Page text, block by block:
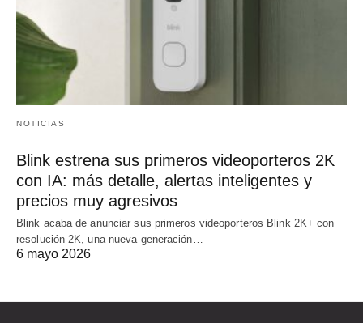
NOTICIAS
Blink estrena sus primeros videoporteros 2K
con IA: más detalle, alertas inteligentes y
precios muy agresivos
Blink acaba de anunciar sus primeros videoporteros Blink 2K+ con
resolución 2K, una nueva generación…
6 mayo 2026